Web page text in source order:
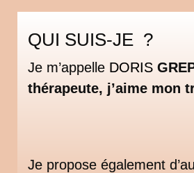
QUI SUIS-JE ?
Je m’appelle DORIS
thérapeute, j’aime mon
Je propose également